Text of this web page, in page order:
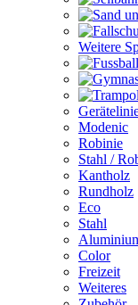
Weitere
Modenic
Robinie
Stahl /
Kantholz
Rundholz
Eco
Stahl
Color
Freizeit
Weiteres